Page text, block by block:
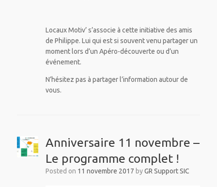
Locaux Motiv’ s’associe à cette initiative des amis
de Philippe. Lui qui est si souvent venu partager un
moment lors d’un Apéro-découverte ou d’un
événement.
N’hésitez pas à partager l’information autour de
vous.
Anniversaire 11 novembre –
Le programme complet !
Posted on 11 novembre 2017 byGR Support SIC